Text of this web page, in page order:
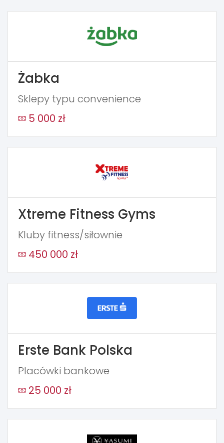
Żabka
Sklepy typu convenience
5 000 zł
Xtreme Fitness Gyms
Kluby fitness/siłownie
450 000 zł
Erste Bank Polska
Placówki bankowe
25 000 zł